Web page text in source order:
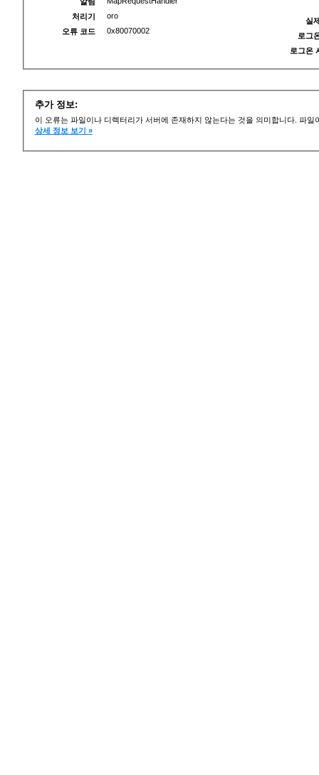
처리기
oro
오류 코드
0x80070002
실
로그
로그온
추가 정보:
이 오류는 파일이나 디렉터리가 서버에 존재하지 않는다는 것을 의미합니다. 파
상세 정보 보기 »